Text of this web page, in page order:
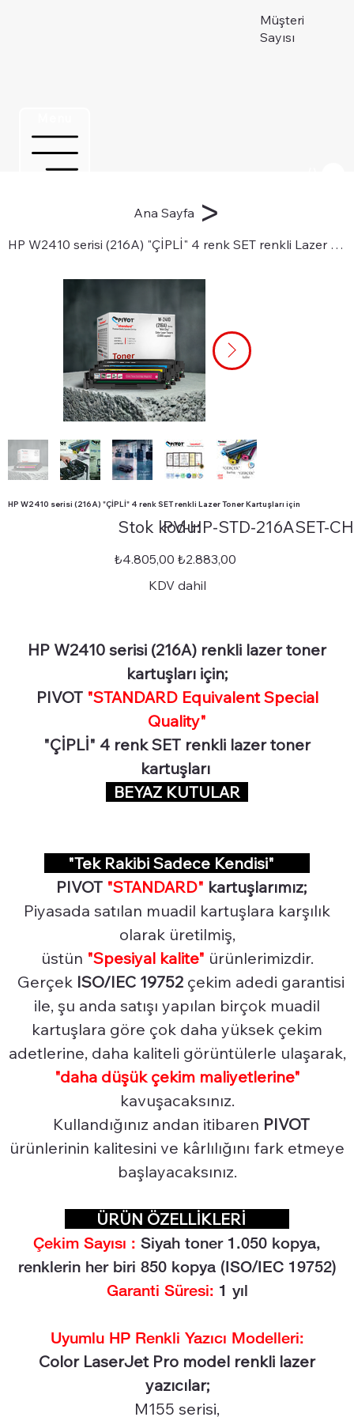
Müşteri
Sayısı
Ana Sayfa >
HP W2410 serisi (216A) "ÇİPLİ" 4 renk SET renkli Lazer Toner Kartuşları için
HP W2410 serisi (216A) "ÇİPLİ" 4 renk SET renkli Lazer Toner Kartuşları için
Stok kodu:
kodu:
STD-
216ASET-
PV-HP-STD-216ASET-
Orijinal
fiyat
₺4.805,00 İndirimli
fiyat
₺2.883,00
KDV dahil
HP W2410 serisi (216A) renkli lazer toner
kartuşları için;
PIVOT "STANDARD Equivalent Special
Quality"
"ÇİPLİ" 4 renk SET renkli lazer toner
kartuşları
BEYAZ KUTULAR
"Tek Rakibi Sadece Kendisi"
PIVOT "STANDARD" kartuşlarımız;
Piyasada satılan muadil kartuşlara karşılık
olarak üretilmiş,
üstün "Spesiyal kalite" ürünlerimizdir.
Gerçek ISO/IEC 19752 çekim adedi garantisi
ile, şu anda satışı yapılan birçok muadil
kartuşlara göre çok daha yüksek çekim
adetlerine, daha kaliteli görüntülerle ulaşarak,
"daha düşük çekim maliyetlerine"
kavuşacaksınız.
Kullandığınız andan itibaren PIVOT
ürünlerinin kalitesini ve kârlılığını fark etmeye
başlayacaksınız.
ÜRÜN ÖZELLİKLERİ
Çekim Sayısı : Siyah toner 1.050 kopya,
renklerin her biri 850 kopya (ISO/IEC 19752)
Garanti Süresi: 1 yıl
Uyumlu HP Renkli Yazıcı Modelleri:
Color LaserJet Pro model renkli lazer
yazıcılar;
M155 serisi,